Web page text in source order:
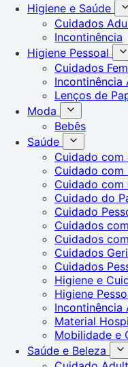
Higiene e Saúde
Cuidados
Incontinência
Higiene Pessoal
Cuidados
Incontinência
Lenços de
Moda
Bebês
Saúde
Cuidado com
Cuidado com
Cuidado com
Cuidado do
Cuidado
Cuidados
Cuidados
Cuidados
Cuidados
Higiene e
Higiene
Incontinência
Material
Mobilidade e
Saúde e Beleza